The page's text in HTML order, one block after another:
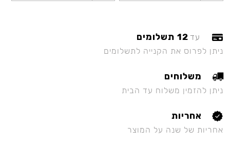
עד 12 תשלומים
ניתן לפרוס את הקנייה לתשלומים
משלוחים
ניתן להזמין משלוח עד הבית
אחריות
אחריות של שנה על המוצר